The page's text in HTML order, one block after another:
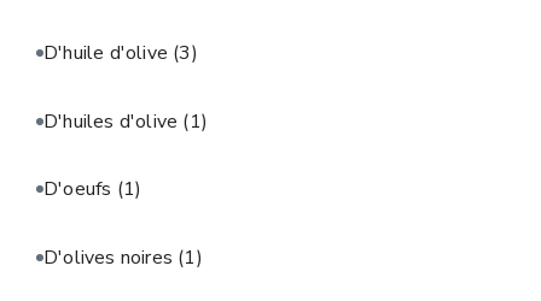
D'huile d'olive (3)
D'huiles d'olive (1)
D'oeufs (1)
D'olives noires (1)